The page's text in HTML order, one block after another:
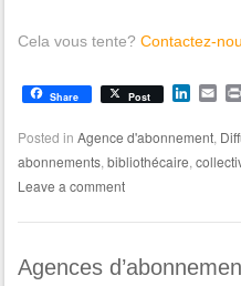
Cela vous tente? Contactez-
Share Post
L
k
e
E
i
l
Posted in Agence d'abonnement,
abonnements, bibliothécaire
Leave a comment
Agences